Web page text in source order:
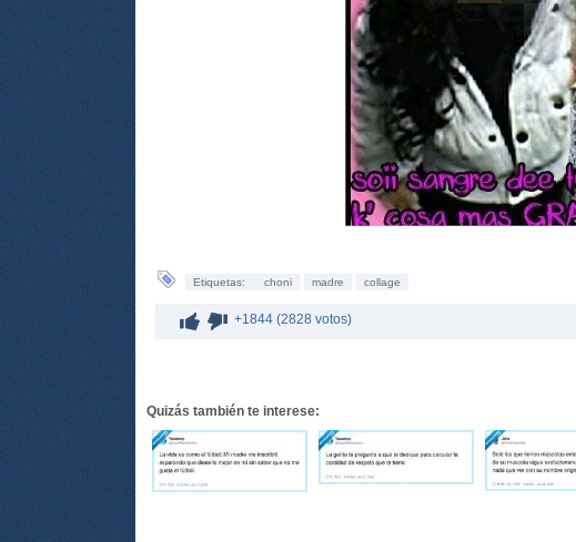
Etiquetas: choni madre collage
+1844 (2828 votos)
Quizás también te interese: